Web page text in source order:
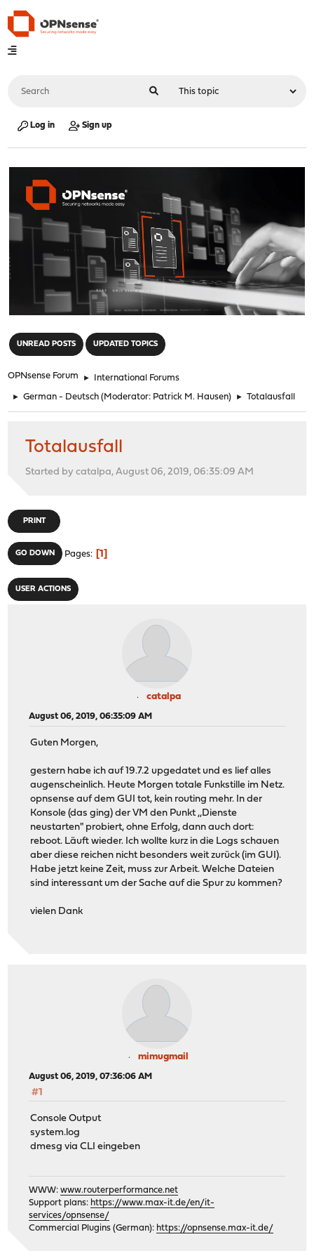
Log in Sign up
UNREAD POSTS UPDATED TOPICS
OPNsense Forum ► International Forums
► German - Deutsch (Moderator: Patrick M. Hausen) ► Totalausfall
Totalausfall
Started by catalpa, August 06, 2019, 06:35:09 AM
PRINT
GO DOWN Pages 1
USER ACTIONS
catalpa
August 06, 2019, 06:35:09 AM
Guten Morgen,
gestern habe ich auf 19.7.2 upgedatet und es lief alles
augenscheinlich. Heute Morgen totale Funkstille im Netz.
opnsense auf dem GUI tot, kein routing mehr. In der
Konsole (das ging) der VM den Punkt ,,Dienste
neustarten" probiert, ohne Erfolg, dann auch dort:
reboot. Läuft wieder. Ich wollte kurz in die Logs schauen
aber diese reichen nicht besonders weit zurück (im GUI).
Habe jetzt keine Zeit, muss zur Arbeit. Welche Dateien
sind interessant um der Sache auf die Spur zu kommen?
vielen Dank
mimugmail
August 06, 2019, 07:36:06 AM
#1
Console Output
system.log
dmesg via CLI eingeben
WWW:www.routerperformance.net
Support plans: https://www.max-it.de/en/it-
services/opnsense/
Commercial Plugins (German): https://opnsense.max-it.de/